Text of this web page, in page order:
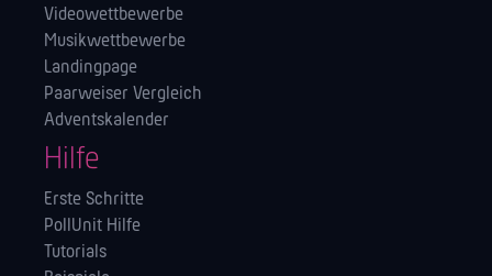
Videowettbewerbe
Musikwettbewerbe
Landingpage
Paarweiser Vergleich
Adventskalender
Hilfe
Erste Schritte
PollUnit Hilfe
Tutorials